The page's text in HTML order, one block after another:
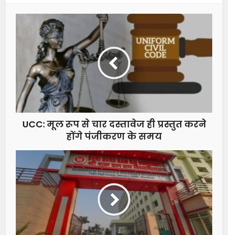
UCC: मूल रूप से चार दस्तावेज ही प्रस्तुत करने
होंगे पंजीकरण के समय